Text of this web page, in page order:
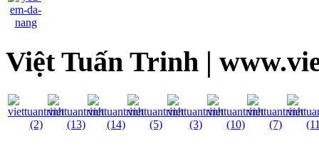
Việt Tuấn Trinh |